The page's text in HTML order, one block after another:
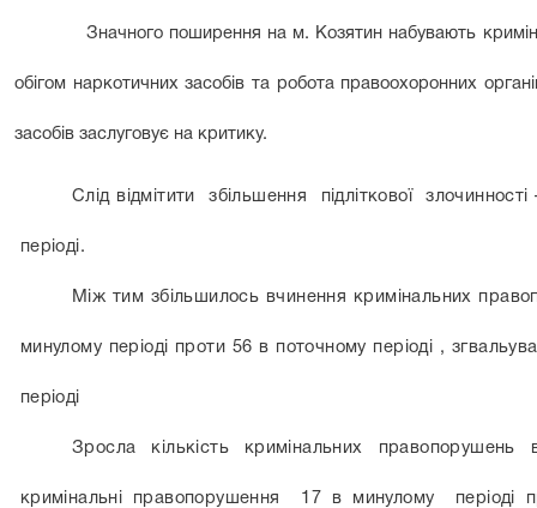
Значного поширення на м. Козятин набувають
обігом наркотичних засобів та робота правоохоронних
засобів заслуговує на критику.
Слід відмітити збільшення підліткової
періоді.
Між тим збільшилось вчинення кримінальних
минулому періоді проти 56 в поточному періоді ,
періоді
Зросла кількість кримінальних
кримінальні правопорушення 17 в минулому